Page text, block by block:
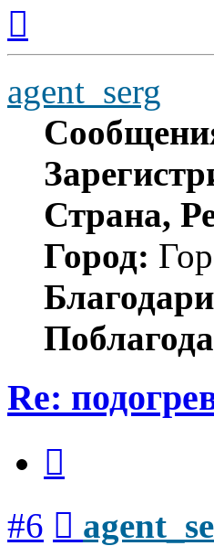
началу
agent_serg
Страна,
Город:
Re:
#6